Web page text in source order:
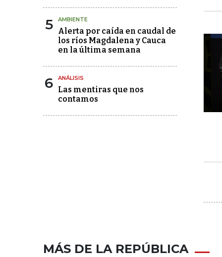
5 AMBIENTE
Alerta por caída en caudal de
los ríos Magdalena y Cauca
en la última semana
6 ANÁLISIS
Las mentiras que nos
contamos
MÁS DE LA REPÚBLICA